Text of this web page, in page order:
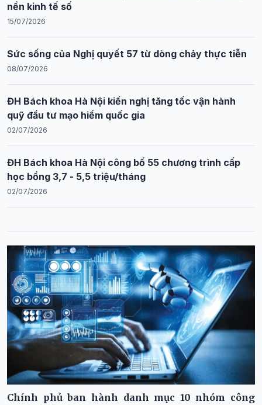
nền kinh tế số
15/07/2026
Sức sống của Nghị quyết 57 từ dòng chảy thực tiễn
08/07/2026
ĐH Bách khoa Hà Nội kiến nghị tăng tốc vận hành
quỹ đầu tư mạo hiểm quốc gia
02/07/2026
ĐH Bách khoa Hà Nội công bố 55 chương trình cấp
học bổng 3,7 - 5,5 triệu/tháng
02/07/2026
Chính phủ ban hành danh mục 10 nhóm công